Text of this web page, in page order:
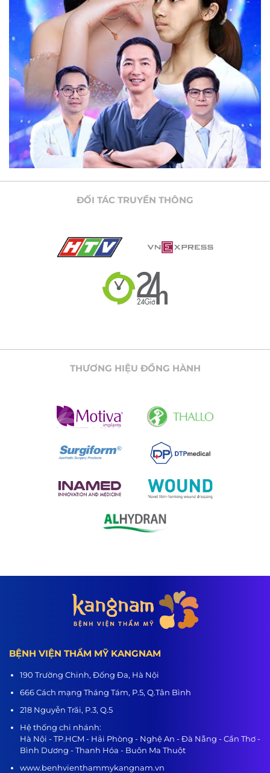
ĐỐI TÁC TRUYỀN THÔNG
THƯƠNG HIỆU ĐỒNG HÀNH
BỆNH VIỆN THẨM MỸ KANGNAM
190 Trường Chinh, Đống Đa, Hà Nội
666 Cách mạng Tháng Tám, P.5, Q.Tân Bình
218 Nguyễn Trãi, P.3, Q.5
Hệ thống chi nhánh:
Hà Nội - TP.HCM - Hải Phòng - Nghệ An - Đà Nẵng - Cần Thơ -
Bình Dương - Thanh Hóa - Buôn Ma Thuột
www.benhvienthammykangnam.vn